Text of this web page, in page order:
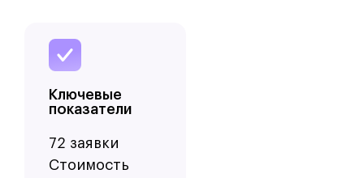
Ключевые
показатели
72 заявки
Стоимость